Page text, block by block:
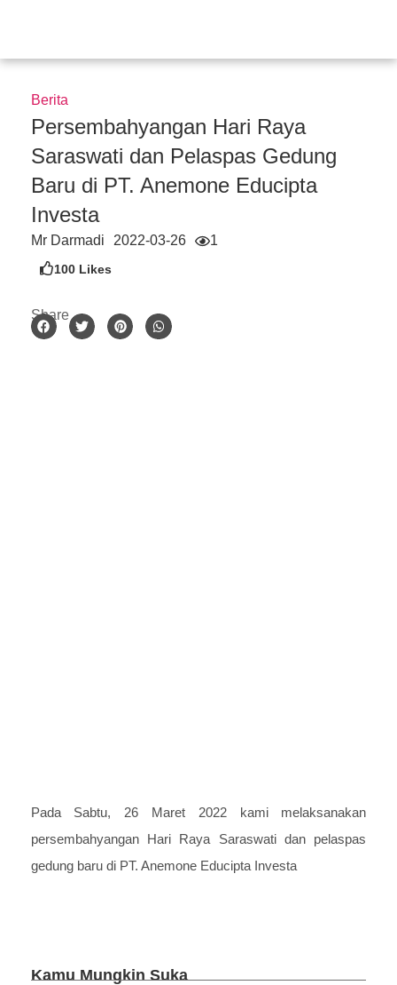
content
Berita
Persembahyangan Hari Raya
Saraswati dan Pelaspas Gedung
Baru di PT. Anemone Educipta
Investa
Mr Darmadi 2022-03-26 1
100Likes
Share
Pada Sabtu, 26 Maret 2022 kami melaksanakan
persembahyangan Hari Raya Saraswati dan pelaspas
gedung baru di PT. Anemone Educipta Investa
Kamu Mungkin Suka